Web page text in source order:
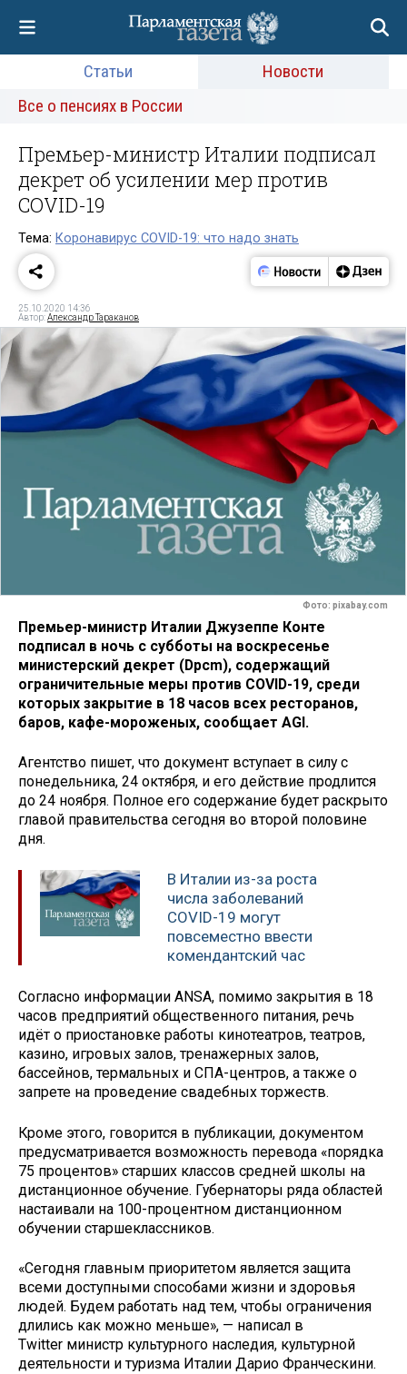
Статьи
Новости
Все о пенсиях в России
Премьер-министр Италии подписал
декрет об усилении мер против
COVID-19
Тема: Коронавирус COVID-19: что надо знать
25.10.2020 14:36
Автор:Александр Тараканов
Фото: pixabay.com
Премьер-министр Италии Джузеппе Конте
подписал в ночь с субботы на воскресенье
министерский декрет (Dpcm), содержащий
ограничительные меры против COVID-19, среди
которых закрытие в 18 часов всех ресторанов,
баров, кафе-мороженых, сообщает AGI.
Агентство пишет, что документ вступает в силу с
понедельника, 24 октября, и его действие продлится
до 24 ноября. Полное его содержание будет раскрыто
главой правительства сегодня во второй половине
дня.
В Италии из-за роста
числа заболеваний
COVID-19 могут
повсеместно ввести
комендантский час
Согласно информации ANSA, помимо закрытия в 18
часов предприятий общественного питания, речь
идёт о приостановке работы кинотеатров, театров,
казино, игровых залов, тренажерных залов,
бассейнов, термальных и СПА-центров, а также о
запрете на проведение свадебных торжеств.
Кроме этого, говорится в публикации, документом
предусматривается возможность перевода «порядка
75 процентов» старших классов средней школы на
дистанционное обучение. Губернаторы ряда областей
настаивали на 100-процентном дистанционном
обучении старшеклассников.
«Сегодня главным приоритетом является защита
всеми доступными способами жизни и здоровья
людей. Будем работать над тем, чтобы ограничения
длились как можно меньше», — написал в
Twitter министр культурного наследия, культурной
деятельности и туризма Италии Дарио Франческини.